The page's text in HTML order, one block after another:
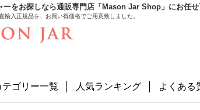
ーをお探しなら通販専門店「Mason Jar Shop」にお任せ
輸入正規品を、お買い得価格でご用意致しました。
テゴリー一覧 人気ランキング よくあ